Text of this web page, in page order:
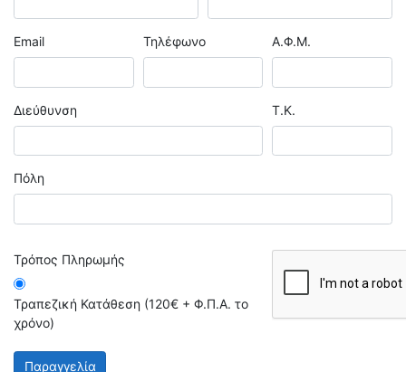
Email Τηλέφωνο Α.Φ.Μ.
Διεύθυνση Τ.Κ.
Πόλη
Τρόπος Πληρωμής
Τραπεζική Κατάθεση (120€ + Φ.Π.Α. το
χρόνο)